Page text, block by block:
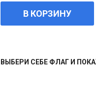
ВЫБЕРИ СЕБЕ ФЛАГ И